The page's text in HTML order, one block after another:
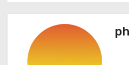
ビ
ー